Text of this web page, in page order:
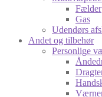
Fælder
Gas
Udendørs
Andet og tilbehør
Personlige